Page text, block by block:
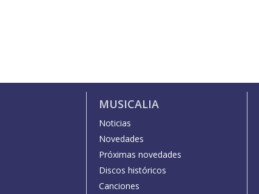
MUSICALIA
Noticias
Novedades
Próximas novedades
Discos históricos
Canciones